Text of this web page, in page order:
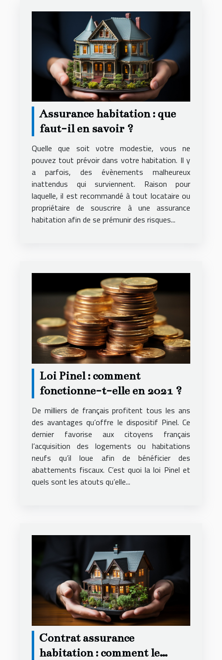
Assurance habitation : que
faut-il en savoir ?
Quelle que soit votre modestie, vous ne
pouvez tout prévoir dans votre habitation. Il y
a parfois, des évènements malheureux
inattendus qui surviennent. Raison pour
laquelle, il est recommandé à tout locataire ou
propriétaire de souscrire à une assurance
habitation afin de se prémunir des risques...
Loi Pinel : comment
fonctionne-t-elle en 2021 ?
De milliers de français profitent tous les ans
des avantages qu’offre le dispositif Pinel. Ce
dernier favorise aux citoyens français
l’acquisition des logements ou habitations
neufs qu’il loue afin de bénéficier des
abattements fiscaux. C’est quoi la loi Pinel et
quels sont les atouts qu’elle...
Contrat assurance
habitation : comment le